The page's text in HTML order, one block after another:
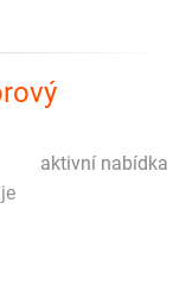
aktivní nabídka